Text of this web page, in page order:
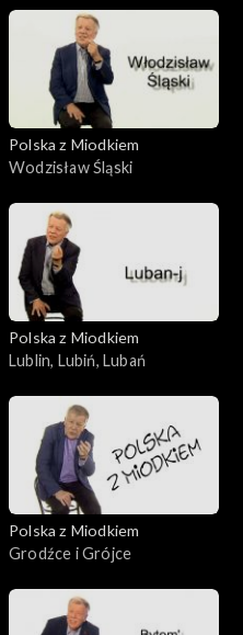
Polska z Miodkiem
Wodzisław Śląski
Polska z Miodkiem
Lublin, Lubiń, Lubań
Polska z Miodkiem
Grodźce i Grójce